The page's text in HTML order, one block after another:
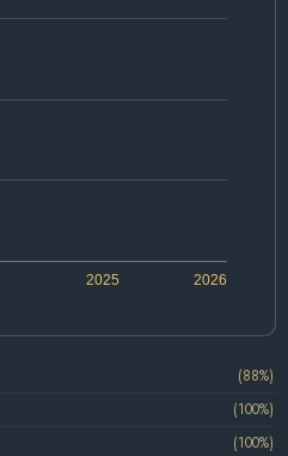
2026
2025
(88%)
(100%)
(100%)